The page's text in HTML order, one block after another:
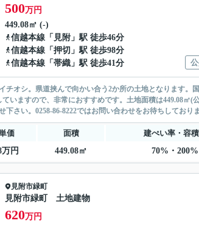
500万円
449.08㎡ (-)
信越本線 「 見附 」駅 徒歩46分
信越本線 「 押切 」駅 徒歩98分
信越本線 「 帯織 」駅 徒歩41分
チオシ。県道挟んで向かい合う2か所の土地となります。
いますので、非常におすすめです。土地面積は449.08㎡
下さい。0258-86-8222ではお問い合わせをお待ちしており
価 面積 建ぺい率・容
万円 449.08㎡ 70%・200%
見附市緑町
見附市緑町 土地建物
620万円